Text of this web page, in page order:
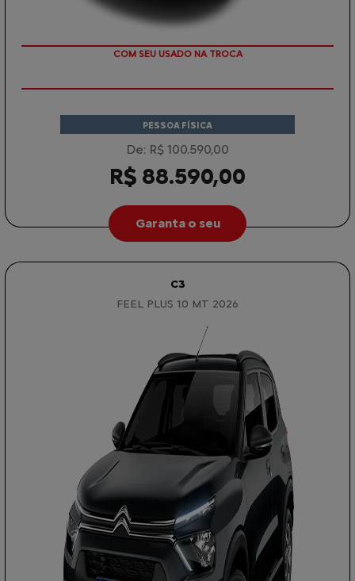
COM SEU USADO NA TROCA
PESSOA FÍSICA
De: R$ 100.590,00
R$ 88.590,00
Garanta o seu
C3
FEEL PLUS 1.0 MT 2026